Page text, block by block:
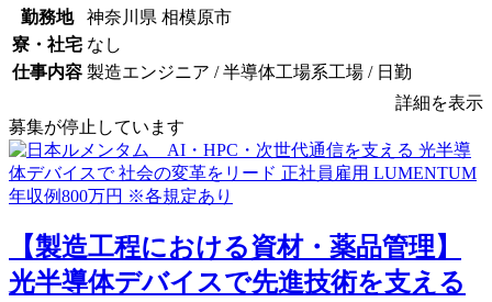
勤務地
神奈川県 相模原市
寮・社宅 なし
仕事内容 製造エンジニア / 半導体工場系工場 / 日勤
詳細を表示
募集が停止しています
【製造工程における資材・薬品管理】
光半導体デバイスで先進技術を支える